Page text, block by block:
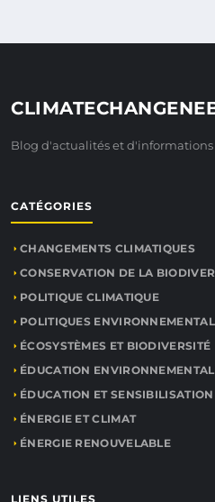
Blog d'actualités et d'informations
CATÉGORIES
CHANGEMENTS CLIMATIQUES
CONSERVATION DE LA
POLITIQUE CLIMATIQUE
POLITIQUES
ÉCOSYSTÈMES ET BIODIVERSITÉ
ÉDUCATION
ÉDUCATION ET SENSIBILISATION
ÉNERGIE ET CLIMAT
ÉNERGIE RENOUVELABLE
LIENS UTILES